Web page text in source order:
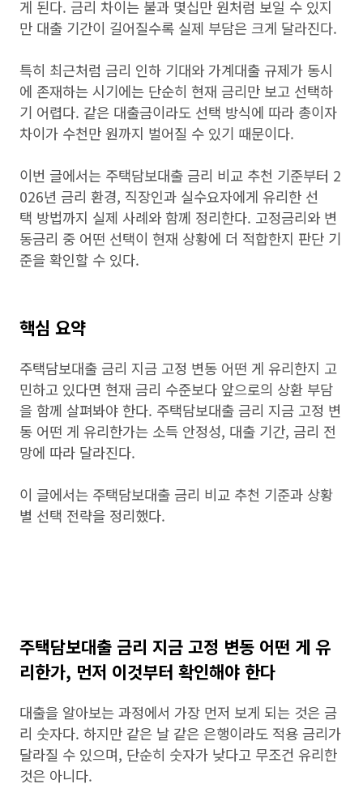
게 된다. 금리 차이는 불과 몇십만 원처럼 보일 수 있지
만 대출 기간이 길어질수록 실제 부담은 크게 달라진다.
특히 최근처럼 금리 인하 기대와 가계대출 규제가 동시
에 존재하는 시기에는 단순히 현재 금리만 보고 선택하
기 어렵다. 같은 대출금이라도 선택 방식에 따라 총이자
차이가 수천만 원까지 벌어질 수 있기 때문이다.
이번 글에서는 주택담보대출 금리 비교 추천 기준부터 2
026년 금리 환경, 직장인과 실수요자에게 유리한 선
택 방법까지 실제 사례와 함께 정리한다. 고정금리와 변
동금리 중 어떤 선택이 현재 상황에 더 적합한지 판단 기
준을 확인할 수 있다.
핵심 요약
주택담보대출 금리 지금 고정 변동 어떤 게 유리한지 고
민하고 있다면 현재 금리 수준보다 앞으로의 상환 부담
을 함께 살펴봐야 한다. 주택담보대출 금리 지금 고정 변
동 어떤 게 유리한가는 소득 안정성, 대출 기간, 금리 전
망에 따라 달라진다.
이 글에서는 주택담보대출 금리 비교 추천 기준과 상황
별 선택 전략을 정리했다.
주택담보대출 금리 지금 고정 변동 어떤 게 유
리한가, 먼저 이것부터 확인해야 한다
대출을 알아보는 과정에서 가장 먼저 보게 되는 것은 금
리 숫자다. 하지만 같은 날 같은 은행이라도 적용 금리가
달라질 수 있으며, 단순히 숫자가 낮다고 무조건 유리한
것은 아니다.